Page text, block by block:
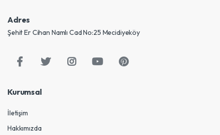
Adres
Şehit Er Cihan Namlı Cad No:25 Mecidiyeköy
Kurumsal
İletişim
Hakkımızda